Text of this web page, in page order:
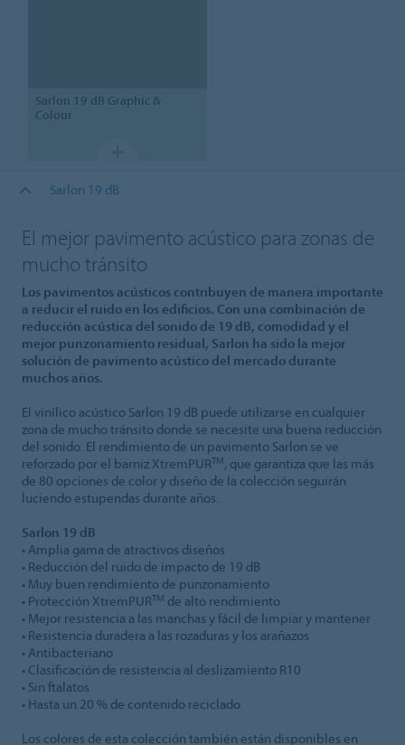
Sarlon 19 dB Graphic &
Colour
Sarlon 19 dB
El mejor pavimento acústico para zonas de
mucho tránsito
Los pavimentos acústicos contribuyen de manera importante
a reducir el ruido en los edificios. Con una combinación de
reducción acústica del sonido de 19 dB, comodidad y el
mejor punzonamiento residual, Sarlon ha sido la mejor
solución de pavimento acústico del mercado durante
muchos años.
El vinílico acústico Sarlon 19 dB puede utilizarse en cualquier
zona de mucho tránsito donde se necesite una buena reducción
del sonido. El rendimiento de un pavimento Sarlon se ve
reforzado por el barniz XtremPURTM, que garantiza que las más
de 80 opciones de color y diseño de la colección seguirán
luciendo estupendas durante años.
Sarlon 19 dB
• Amplia gama de atractivos diseños
• Reducción del ruido de impacto de 19 dB
• Muy buen rendimiento de punzonamiento
• Protección XtremPURTM de alto rendimiento
• Mejor resistencia a las manchas y fácil de limpiar y mantener
• Resistencia duradera a las rozaduras y los arañazos
• Antibacteriano
• Clasificación de resistencia al deslizamiento R10
• Sin ftalatos
• Hasta un 20 % de contenido reciclado
Los colores de esta colección también están disponibles en